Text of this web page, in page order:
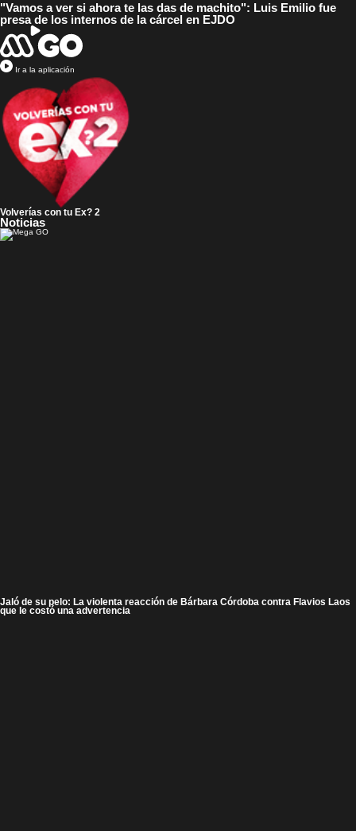
"Vamos a ver si ahora te las das de machito": Luis Emilio fue
presa de los internos de la cárcel en EJDO
Ir a la aplicación
Volverías con tu Ex? 2
Noticias
Jaló de su pelo: La violenta reacción de Bárbara Córdoba contra Flavios Laos
que le costó una advertencia